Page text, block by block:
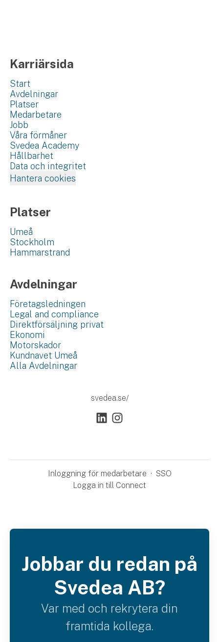
Karriärsida
Start
Avdelningar
Platser
Medarbetare
Jobb
Våra förmåner
Svedea Academy
Hållbarhet
Data och integritet
Hantera cookies
Platser
Umeå
Stockholm
Hammarstrand
Avdelningar
Företagsledningen
Legal and compliance
Direktförsäljning privat
Ekonomi
Motorskador
Kundnavet Umeå
Alla Avdelningar
svedea.se/
Inloggning för medarbetare · SSO
Logga in till Connect
Jobbar du redan på
Svedea AB?
Var med och rekrytera din
framtida kollega.